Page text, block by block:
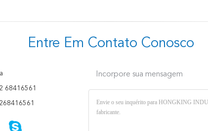
Entre Em Contato Conosco
68416561
Incorpore sua mensagem